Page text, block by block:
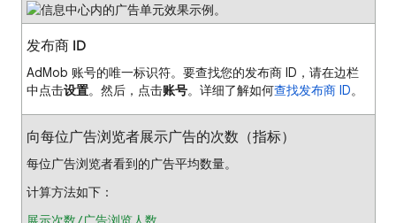
发布商 ID
AdMob 账号的唯一标识符。要查找您的发布商 ID，请在边栏
中点击设置。然后，点击账号。详细了解如何查找发布商 ID。
向每位广告浏览者展示广告的次数（指标）
每位广告浏览者看到的广告平均数量。
计算方法如下：